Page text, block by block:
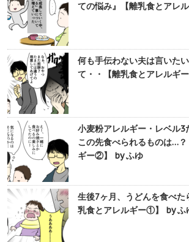
ての悩み』【離乳食とアレ
何も手伝わない夫は言いた
て・・【離乳食とアレルギ
小麦粉アレルギー・レベル3
この先食べられるものは…
ギー②】 by ふゆ
生後7ヶ月、うどんを食べた
乳食とアレルギー①】 by ふ